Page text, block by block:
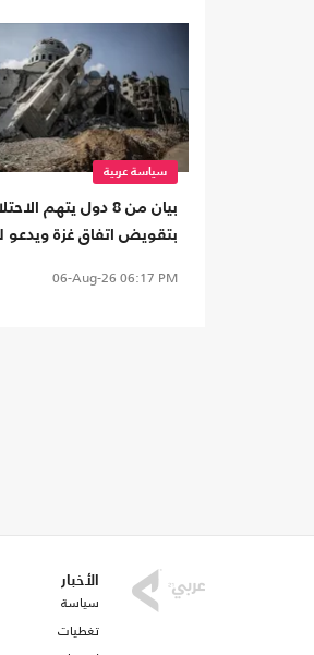
سياسة عربية
بيان من 8 دول يتهم
بتقويض اتفاق غزة ويدعو
06-Aug-26 06:17 PM
الأخبار
سياسة
تغطيات